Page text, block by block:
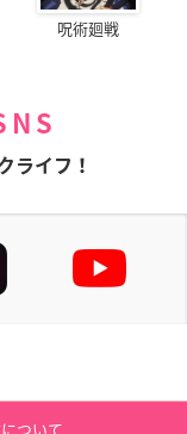
呪術廻戦
ライフ！
ついて